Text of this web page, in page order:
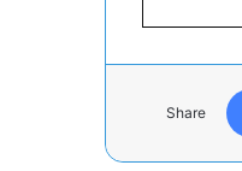
Share